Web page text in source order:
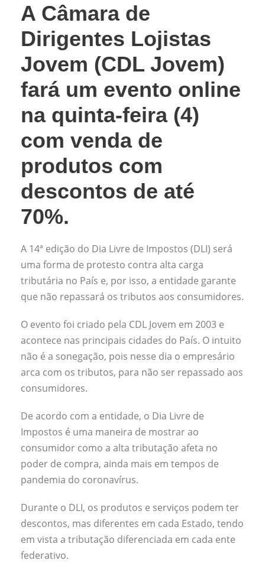
A Câmara de
Dirigentes Lojistas
Jovem (CDL Jovem)
fará um evento online
na quinta-feira (4)
com venda de
produtos com
descontos de até
70%.
A 14ª edição do Dia Livre de Impostos (DLI) será
uma forma de protesto contra alta carga
tributária no País e, por isso, a entidade garante
que não repassará os tributos aos consumidores.
O evento foi criado pela CDL Jovem em 2003 e
acontece nas principais cidades do País. O intuito
não é a sonegação, pois nesse dia o empresário
arca com os tributos, para não ser repassado aos
consumidores.
De acordo com a entidade, o Dia Livre de
Impostos é uma maneira de mostrar ao
consumidor como a alta tributação afeta no
poder de compra, ainda mais em tempos de
pandemia do coronavírus.
Durante o DLI, os produtos e serviços podem ter
descontos, mas diferentes em cada Estado, tendo
em vista a tributação diferenciada em cada ente
federativo.